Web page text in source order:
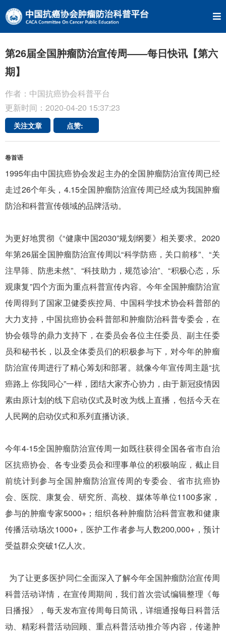
第26届全国肿瘤防治宣传周——每日快讯【第六
期】
作者：中国抗癌协会科普平台
更新时间：2020-04-20 15:37:23
关注文章 点赞:
卷首语
1995年由中国抗癌协会发起主办的全国肿瘤防治宣传周已经
走过26个年头，4.15全国肿瘤防治宣传周已经成为我国肿瘤
防治和科普宣传领域的品牌活动。
为更好地贯彻《“健康中国2030”规划纲要》相关要求。2020
年第26届全国肿瘤防治宣传周以“科学防癌，关口前移”、“关
注早筛、防患未然”、“科技助力，规范诊治”、“积极心态，乐
观康复”四个方面为重点科普宣传内容。今年全国肿瘤防治宣
传周得到了国家卫健委疾控局、中国科学技术协会科普部的
大力支持，中国抗癌协会科普部和肿瘤防治科普专委会，在
协会领导的鼎力支持下，在委员会各位主任委员、副主任委
员和秘书长，以及全体委员们的积极参与下，对今年的肿瘤
防治宣传周进行了精心筹划和部署。就像今年宣传周主题“抗
癌路上 你我同心”一样，团结大家齐心协力，由于新冠疫情因
素由原计划的线下启动仪式及时改为线上直播，包括今天在
人民网的启动仪式和系列直播访谈。
今年4-15全国肿瘤防治宣传周一如既往获得全国各省市自治
区抗癌协会、各专业委员会和理事单位的积极响应，截止目
前统计到参与全国肿瘤防治宣传周的专委会、省市抗癌协
会、医院、康复会、研究所、高校、媒体等单位1100多家，
参与的肿瘤专家5000+；组织各种肿瘤防治科普宣教和健康
传播活动场次1000+，医护工作者参与人数200,000+，预计
受益群众突破1亿人次。
为了让更多医护同仁全面深入了解今年全国肿瘤防治宣传周
科普活动详情，在宣传周期间，我们首次尝试编辑整理《每
日播报》，每天发布宣传周每日简讯，详细通报每日科普活
动、精彩科普活动回顾、重点科普活动推介等内容，传递肿